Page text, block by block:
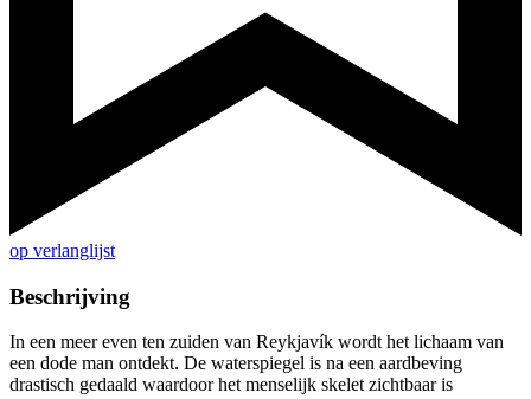
op verlanglijst
Beschrijving
In een meer even ten zuiden van Reykjavík wordt het lichaam van
een dode man ontdekt. De waterspiegel is na een aardbeving
drastisch gedaald waardoor het menselijk skelet zichtbaar is